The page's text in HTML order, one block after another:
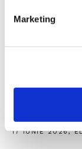
Marketing
23 IUNIE 2026,
Lansarea
cu Radu
17 IUNIE 2026,